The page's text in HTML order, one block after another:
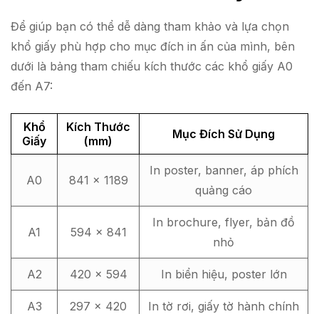
Để giúp bạn có thể dễ dàng tham khảo và lựa chọn
khổ giấy phù hợp cho mục đích in ấn của mình, bên
dưới là bảng tham chiếu kích thước các khổ giấy A0
đến A7:
Khổ
Giấy
Kích Thước
(mm)
Mục Đích Sử Dụng
A0 841 x 1189
In poster, banner, áp phích
quảng cáo
A1 594 x 841
In brochure, flyer, bản đồ
nhỏ
A2 420 x 594 In biển hiệu, poster lớn
A3 297 x 420 In tờ rơi, giấy tờ hành chính